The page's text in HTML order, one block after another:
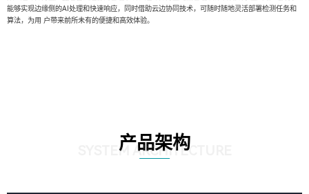
能够实现边缘侧的AI处理和快速响应，同时借助云边协同技术，可随时随地灵活部署检测任务和
算法，为用 户带来前所未有的便捷和高效体验。
产品架构
SYSTEM ARCHITECTURE